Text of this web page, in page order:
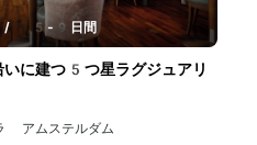
/ 5-9日間
いに建つ5つ星ラグジュアリ
アムステルダム